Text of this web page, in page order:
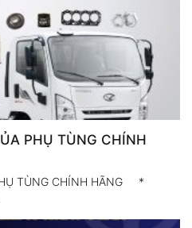
PHỤ TÙNG CHÍNH
TÙNG CHÍNH HÃNG *